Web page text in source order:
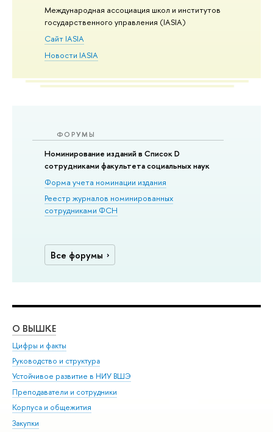
Международная ассоциация школ и институтов
государственного управления (IASIA)
Сайт IASIA
Новости IASIA
ФОРУМЫ
Номинирование изданий в Список D
сотрудниками факультета социальных наук
Форма учета номинации издания
Реестр журналов номинированных
сотрудниками ФСН
Все форумы
О ВЫШКЕ
Цифры и факты
Руководство и структура
Устойчивое развитие в НИУ ВШЭ
Преподаватели и сотрудники
Корпуса и общежития
Закупки